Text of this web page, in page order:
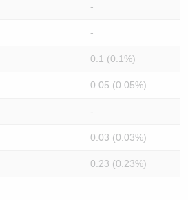
-
-
0.1 (0.1%)
0.05 (0.05%)
-
0.03 (0.03%)
0.23 (0.23%)